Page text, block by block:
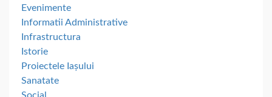
Evenimente
Informatii Administrative
Infrastructura
Istorie
Proiectele Iașului
Sanatate
Social